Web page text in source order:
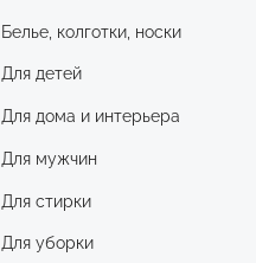
Белье, колготки, носки
Для детей
Для дома и интерьера
Для мужчин
Для стирки
Для уборки